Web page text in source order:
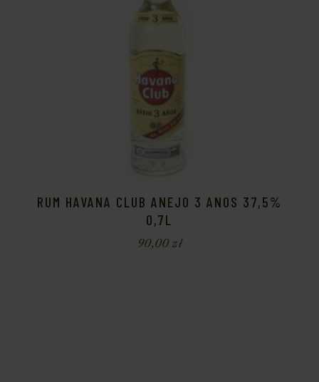
RUM HAVANA CLUB ANEJO 3 ANOS 37,5%
0,7L
90,00zł